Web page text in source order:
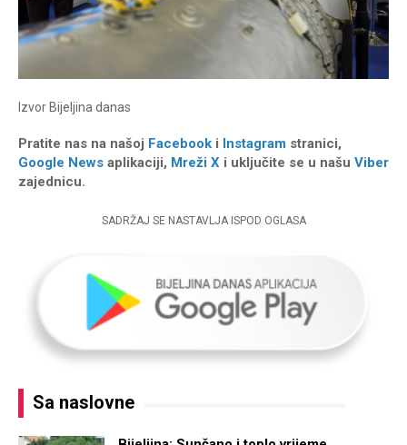
Izvor Bijeljina danas
Pratite nas na našoj Facebook i Instagram stranici,
Google News aplikaciji, Mreži X i uključite se u našu Viber
zajednicu.
SADRŽAJ SE NASTAVLJA ISPOD OGLASA
Sa naslovne